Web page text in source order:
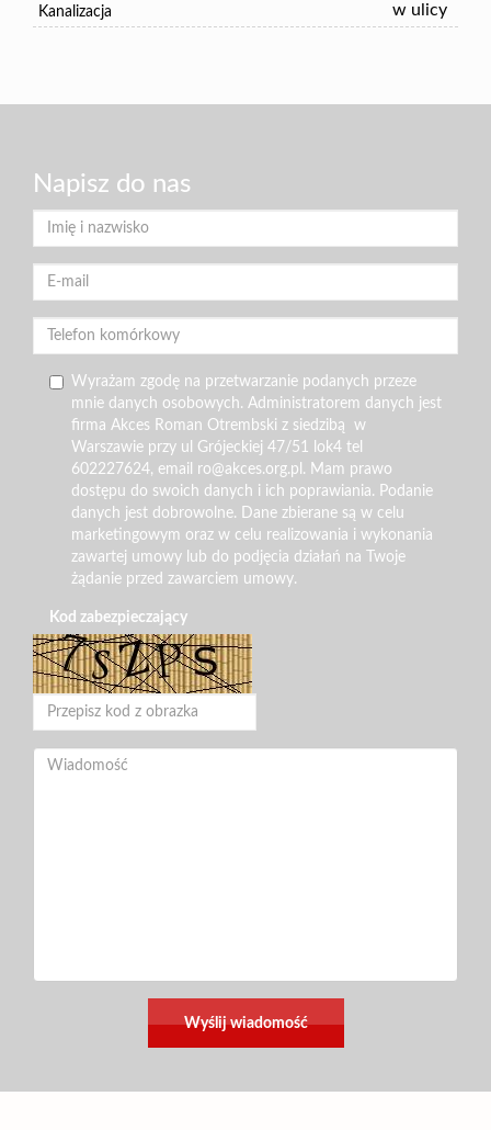
Kanalizacja w ulicy
Napisz do nas
Wyrażam zgodę na przetwarzanie podanych przeze
mnie danych osobowych. Administratorem danych jest
firma Akces Roman Otrembski z siedzibą w
Warszawie przy ul Grójeckiej 47/51 lok4 tel
602227624, email ro@akces.org.pl. Mam prawo
dostępu do swoich danych i ich poprawiania. Podanie
danych jest dobrowolne. Dane zbierane są w celu
marketingowym oraz w celu realizowania i wykonania
zawartej umowy lub do podjęcia działań na Twoje
żądanie przed zawarciem umowy.
Kod zabezpieczający